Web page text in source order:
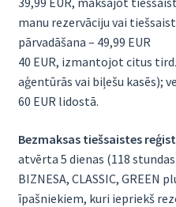
manu rezervāciju vai
pārvadāšana – 49,99 EUR
40 EUR, izmantojot citus
aģentūrās vai biļešu kasēs);
60 EUR lidostā.
Bezmaksas tiešsaistes
atvērta 5 dienas (118
BIZNESA, CLASSIC, GREEN
īpašniekiem, kuri iepriekš